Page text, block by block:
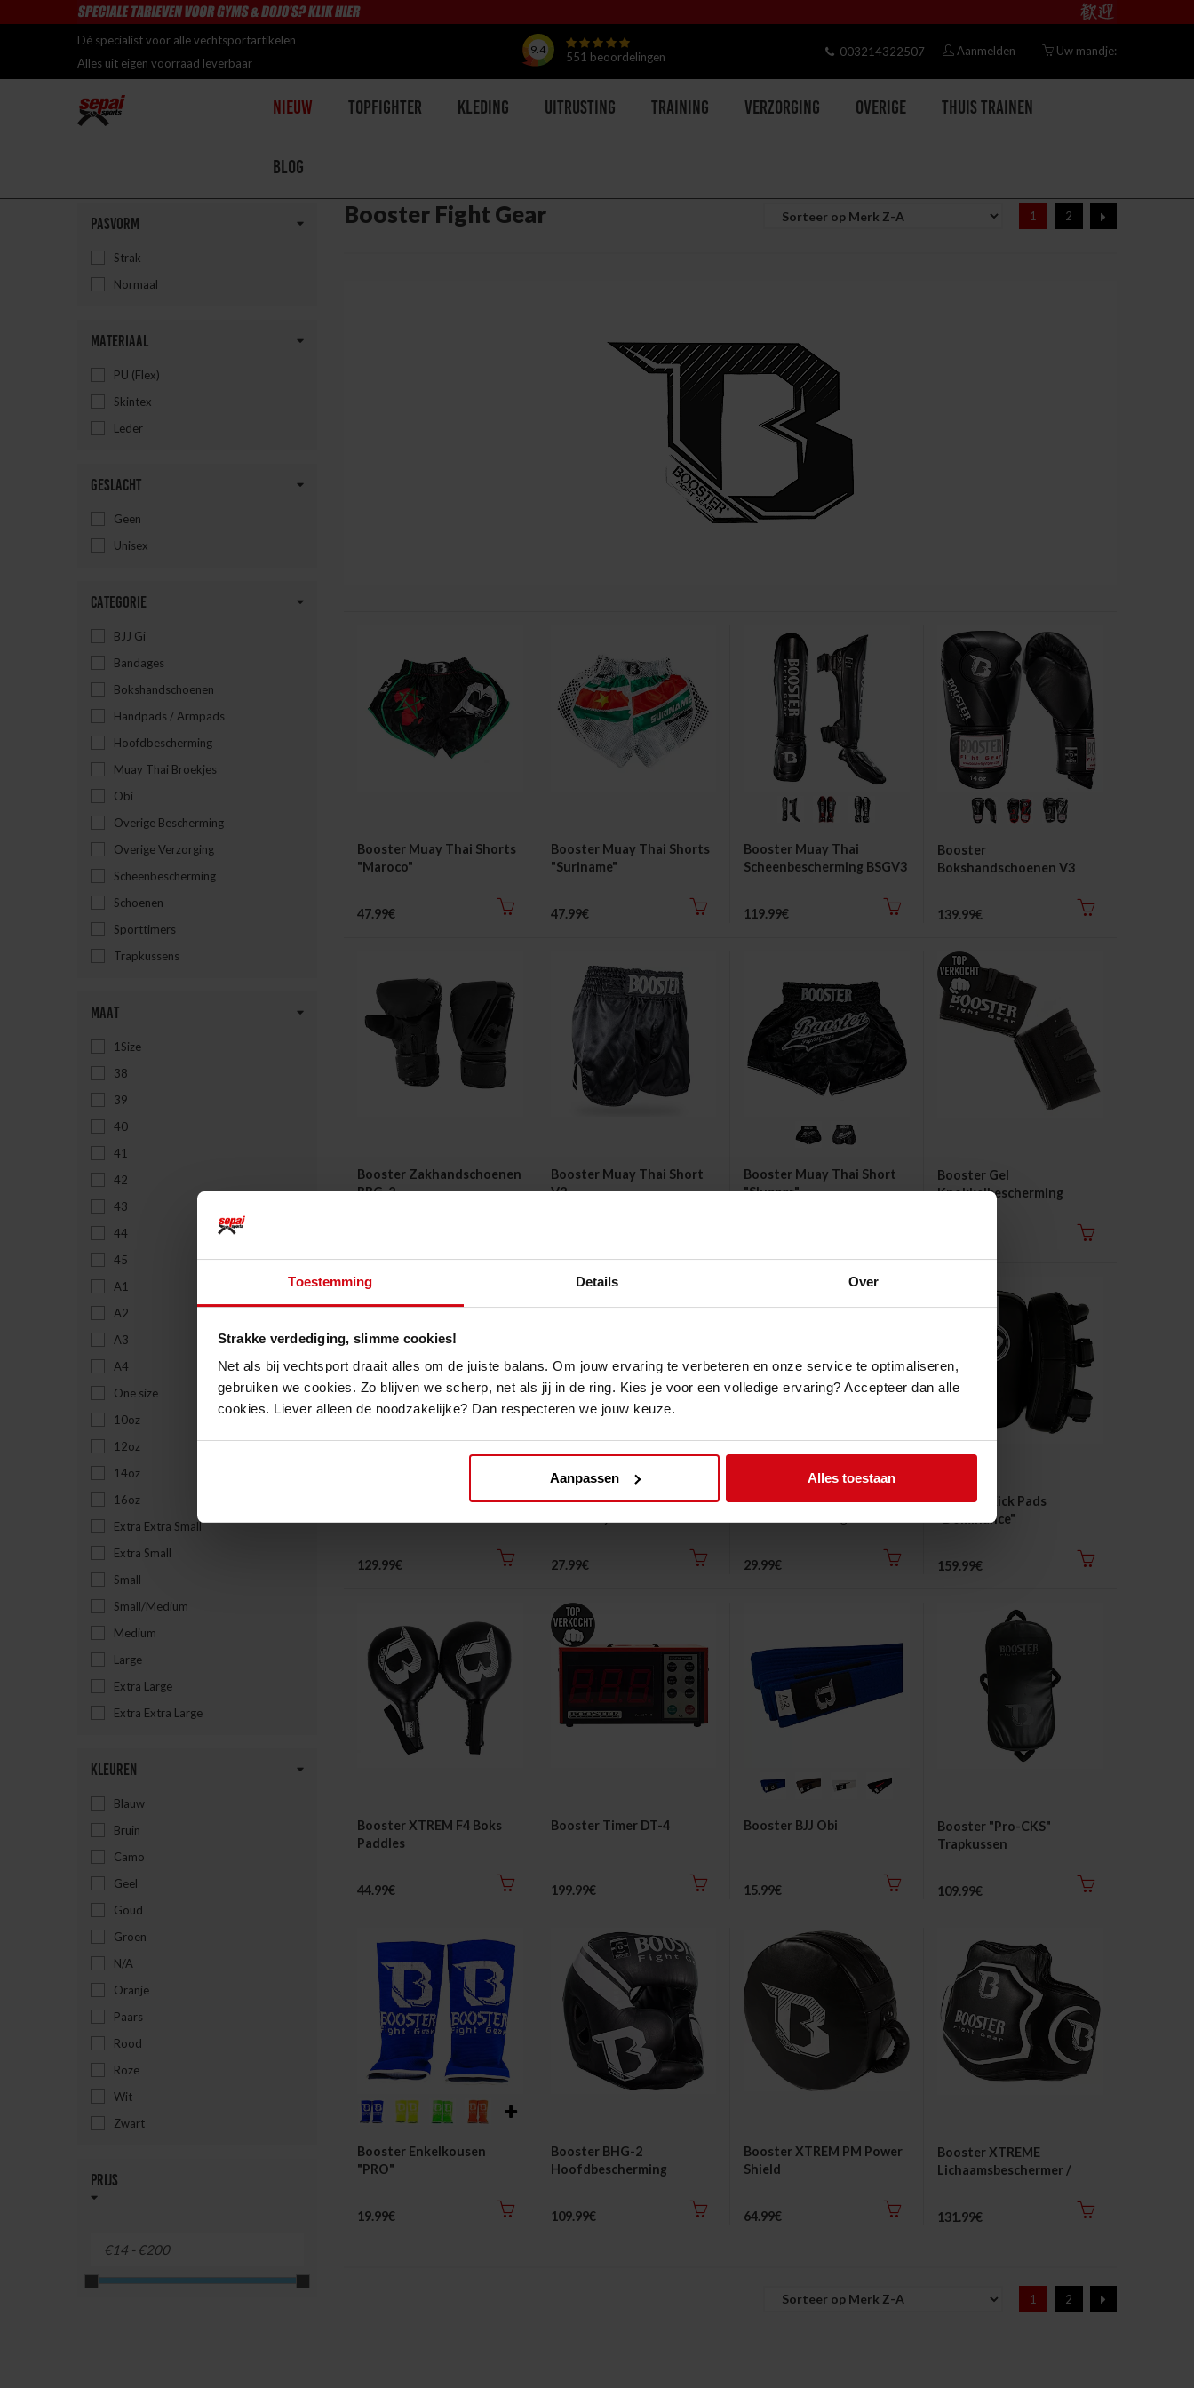
Toestemming Details Over
Strakke verdediging, slimme cookies!
Net als bij vechtsport draait alles om de juiste balans. Om jouw ervaring te verbeteren en onze service te optimaliseren,
gebruiken we cookies. Zo blijven we scherp, net als jij in de ring. Kies je voor een volledige ervaring? Accepteer dan alle
cookies. Liever alleen de noodzakelijke? Dan respecteren we jouw keuze.
Aanpassen Alles toestaan
Dé specialist voor alle vechtsportartikelen
Alles uit eigen voorraad leverbaar
9.4
551 beoordelingen Uw mandje:
Aanmelden
003214322507
Nieuw Topfighter Kleding Uitrusting Training Verzorging Overige Thuis trainen
Blog
Pasvorm
Strak
Normaal
Materiaal
PU (Flex)
Skintex
Leder
Geslacht
Geen
Unisex
Categorie
BJJ Gi
Bandages
Bokshandschoenen
Handpads / Armpads
Hoofdbescherming
Muay Thai Broekjes
Obi
Overige Bescherming
Overige Verzorging
Scheenbescherming
Schoenen
Sporttimers
Trapkussens
Maat
1Size
38
39
40
41
42
43
44
45
A1
A2
A3
A4
One size
10oz
12oz
14oz
16oz
Extra Extra Small
Extra Small
Small
Small/Medium
Medium
Large
Extra Large
Extra Extra Large
Kleuren
Blauw
Bruin
Camo
Geel
Goud
Groen
N/A
Oranje
Paars
Rood
Roze
Wit
Zwart
Prijs
1 2
Booster Fight Gear
Booster Muay Thai Shorts
"Maroco"
47.99€
Booster Muay Thai Shorts
"Suriname"
47.99€
Booster Muay Thai
Scheenbescherming BSGV3
119.99€
Booster
Bokshandschoenen V3
139.99€
Booster Zakhandschoenen
BBG-2
Booster Muay Thai Short
V2
Booster Muay Thai Short
"Slugger"
Booster Gel
Knokkelbescherming
129.99€
Booster Muay Thai Short
27.99€
Booster "B-Force BKP"
29.99€
Booster Kick Pads
"Dominance"
159.99€
Booster XTREM F4 Boks
Paddles
44.99€
Booster Timer DT-4
199.99€
Booster BJJ Obi
15.99€
Booster "Pro-CKS"
Trapkussen
109.99€
Booster Enkelkousen
"PRO"
19.99€
Booster BHG-2
Hoofdbescherming
109.99€
Booster XTREM PM Power
Shield
64.99€
Booster XTREME
Lichaamsbeschermer /
131.99€
1 2